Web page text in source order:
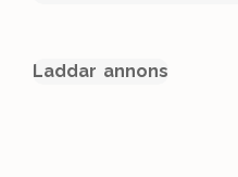
Laddar annons